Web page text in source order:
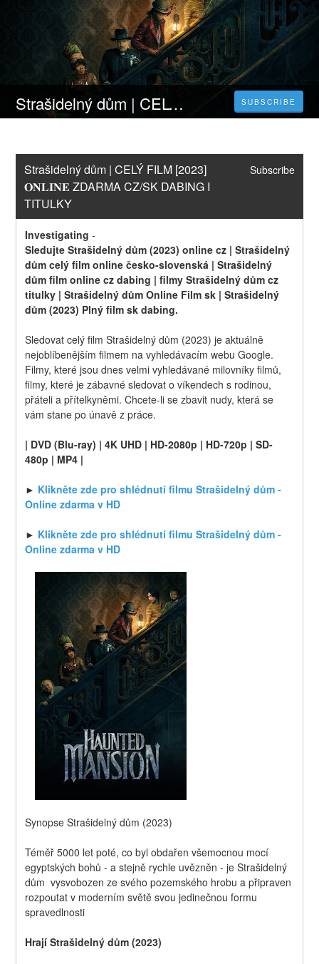
Strašidelný dům | CELÝ FILM [2023] 𝐎𝐍𝐋𝐈𝐍𝐄 ZDARMA CZ/SK DABING I TITULKY SUBSCRIBE
Strašidelný dům | CELÝ FILM [2023]
𝐎𝐍𝐋𝐈𝐍𝐄 ZDARMA CZ/SK DABING I
TITULKY
Subscribe
Investigating -
Sledujte Strašidelný dům (2023) online cz | Strašidelný
dům celý film online česko-slovenská | Strašidelný
dům film online cz dabing | filmy Strašidelný dům cz
titulky | Strašidelný dům Online Film sk | Strašidelný
dům (2023) Plný film sk dabing.
Sledovat celý film Strašidelný dům (2023) je aktuálně
nejoblíbenějším filmem na vyhledávacím webu Google.
Filmy, které jsou dnes velmi vyhledávané milovníky filmů,
filmy, které je zábavné sledovat o víkendech s rodinou,
přáteli a přítelkyněmi. Chcete-li se zbavit nudy, která se
vám stane po únavě z práce.
| DVD (Blu-ray) | 4K UHD | HD-2080p | HD-720p | SD-
480p | MP4 |
► Klikněte zde pro shlédnutí filmu Strašidelný dům -
Online zdarma v HD
► Klikněte zde pro shlédnutí filmu Strašidelný dům -
Online zdarma v HD
Synopse Strašidelný dům (2023)
Téměř 5000 let poté, co byl obdařen všemocnou mocí
egyptských bohů - a stejně rychle uvězněn - je Strašidelný
dům  vysvobozen ze svého pozemského hrobu a připraven
rozpoutat v moderním světě svou jedinečnou formu
spravedlnosti
Hrají Strašidelný dům (2023)